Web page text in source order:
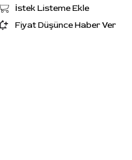
İstek Listeme Ekle
Fiyat Düşünce Haber Ver